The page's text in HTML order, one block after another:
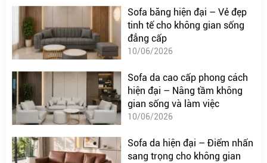
Sofa băng hiện đại – Vẻ đẹp
tinh tế cho không gian sống
đẳng cấp
10/06/2026
Sofa da cao cấp phong cách
hiện đại – Nâng tầm không
gian sống và làm việc
10/06/2026
Sofa da hiện đại – Điểm nhấn
sang trọng cho không gian